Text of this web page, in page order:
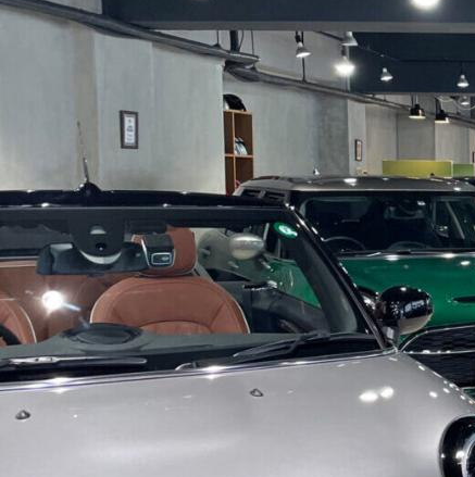
TRADE 買取
TOP
iRの買取が他社よりも高い理由
売却手順
必要書類
買取Q&A
iRで愛車を売却されたお客様の声
MAINTENANCE
TOP
BMWミニ メンテナンス
ローバーミニ メンテナンス
最近の修理実績
BLOG & MEDIA ブログ＆メディア
TOP
MINI Blog スタッフブログ
User's Voice
MINI KNOWLEDGE ミニナレッジ
TOP
BMWミニナレッジ
ABOUT iR iRについて
RECRUIT